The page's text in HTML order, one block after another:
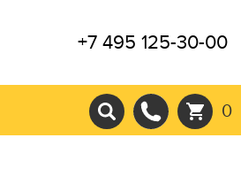
+7 495 125-30-00
0